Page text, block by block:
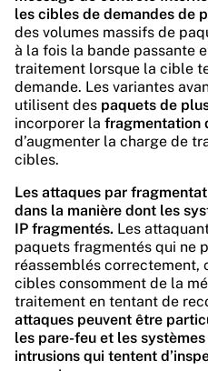
les cibles de demandes de
des volumes massifs de
à la fois la bande passante
traitement lorsque la cible
demande. Les variantes
utilisent des paquets de
incorporer la fragmentation
d’augmenter la charge de
cibles.
Les attaques par
dans la manière dont les
IP fragmentés. Les
paquets fragmentés qui ne
réassemblés correctement,
cibles consomment de la
traitement en tentant de
attaques peuvent être
les pare-feu et les
intrusions qui tentent